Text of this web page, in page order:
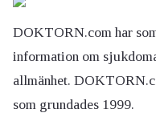
DOKTORN.com har
information om
allmänhet.
som grundades 1999.